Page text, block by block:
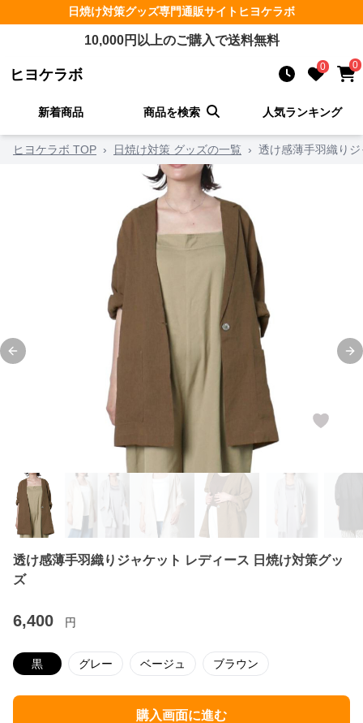
日焼け対策グッズ専門通販サイト ヒヨケラボ
10,000円以上のご購入で送料無料
ヒヨケラボ 0 0
新着商品 商品を検索 人気ランキング
ヒヨケラボ TOP › 日焼け対策 グッズの一覧 › 透け感薄手羽織り
Previous slide
透け感薄手羽織りジャケット レディース 日焼け対策グッ
ズ
6,400 円
黒 グレー ベージュ ブラウン
購入画面に進む